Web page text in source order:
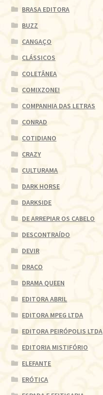
BRASA EDITORA
BUZZ
CANGAÇO
CLÁSSICOS
COLETÂNEA
COMIXZONE!
COMPANHIA DAS LETRAS
CONRAD
COTIDIANO
CRAZY
CULTURAMA
DARK HORSE
DARKSIDE
DE ARREPIAR OS CABELO
DESCONTRAÍDO
DEVIR
DRACO
DRAMA QUEEN
EDITORA ABRIL
EDITORA MPEG LTDA
EDITORA PEIRÓPOLIS LTDA
EDITORIA MISTIFÓRIO
ELEFANTE
ERÓTICA